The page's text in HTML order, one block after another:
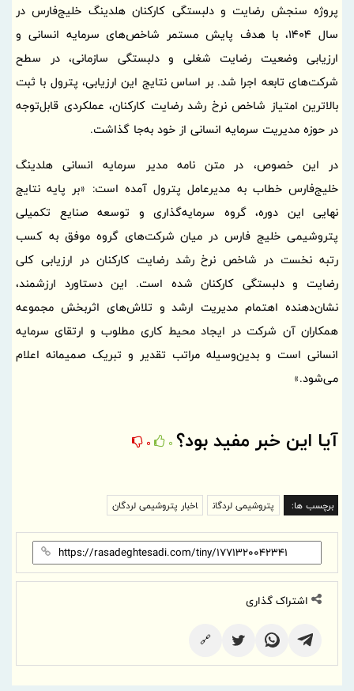
پروژه سنجش رضایت و دلبستگی کارکنان هلدینگ خلیج‌فارس در
سال 1404، با هدف پایش مستمر شاخص‌های سرمایه انسانی و
ارزیابی وضعیت رضایت شغلی و دلبستگی سازمانی، در سطح
شرکت‌های تابعه اجرا شد. بر اساس نتایج این ارزیابی، پترول با ثبت
بالاترین امتیاز شاخص نرخ رشد رضایت کارکنان، عملکردی قابل‌توجه
در حوزه مدیریت سرمایه انسانی از خود به‌جا گذاشت.
در این خصوص، در متن نامه مدیر سرمایه انسانی هلدینگ
خلیج‌فارس خطاب به مدیرعامل پترول آمده است: «بر پایه نتایج
نهایی این دوره، گروه سرمایه‌گذاری و توسعه صنایع تکمیلی
پتروشیمی خلیج فارس در میان شرکت‌های گروه موفق به کسب
رتبه نخست در شاخص نرخ رشد رضایت کارکنان در ارزیابی کلی
رضایت و دلبستگی کارکنان شده است. این دستاورد ارزشمند،
نشان‌دهنده اهتمام مدیریت ارشد و تلاش‌های اثربخش مجموعه
همکاران آن شرکت در ایجاد محیط کاری مطلوب و ارتقای سرمایه
انسانی است و بدین‌وسیله مراتب تقدیر و تبریک صمیمانه اعلام
می‌شود.»
آیا این خبر مفید بود؟ 0
0
برچسب ها: پتروشیمی لردگان اخبار پتروشیمی لردگان
اشتراک گذاری
🔗